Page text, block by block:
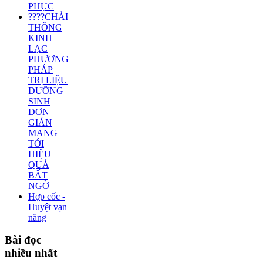
PHỤC
????CHẢI
THÔNG
KINH
LẠC
PHƯƠNG
PHÁP
TRỊ LIỆU
DƯỠNG
SINH
ĐƠN
GIẢN
MANG
TỚI
HIỆU
QUẢ
BẤT
NGỜ
Hợp cốc -
Huyệt vạn
năng
Bài đọc
nhiều nhất